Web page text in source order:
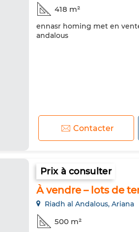
418 m²
ennasr homing met en
andalous
Contacter
Prix à consulter
À vendre – lots de
Riadh al Andalous, Ariana
500 m²